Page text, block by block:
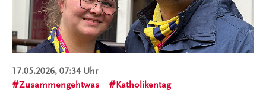
17.05.2026, 07:34 Uhr
Zusammengehtwas
Katholikentag